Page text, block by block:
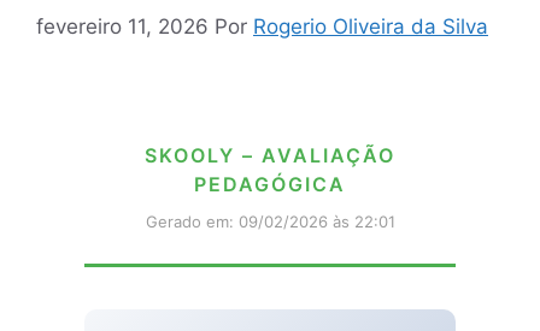
fevereiro 11, 2026 Por Rogerio Oliveira da Silva
SKOOLY – AVALIAÇÃO
PEDAGÓGICA
Gerado em: 09/02/2026 às 22:01